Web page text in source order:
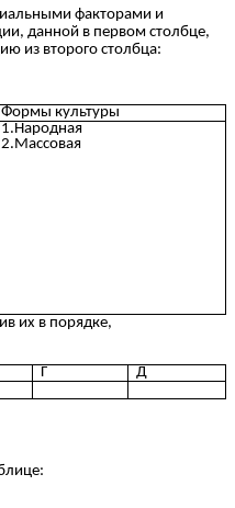
факторами и
данной в первом столбце,
из второго столбца:
Формы культуры
1.Народная
2.Массовая
их в порядке,
Г Д